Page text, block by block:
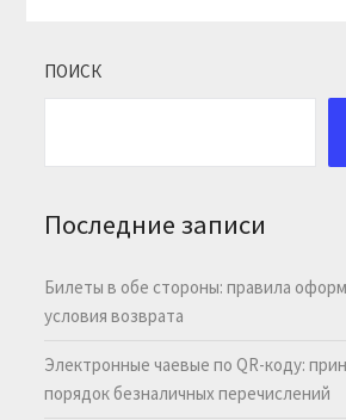
ПОИСК
Последние записи
Билеты в обе стороны: правила
условия возврата
Электронные чаевые по QR-коду:
порядок безналичных перечислений